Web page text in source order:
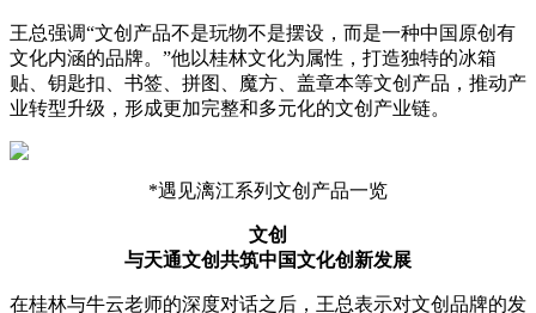
王总强调“文创产品不是玩物不是摆设，而是一种中国原创有
文化内涵的品牌。”他以桂林文化为属性，打造独特的冰箱
贴、钥匙扣、书签、拼图、魔方、盖章本等文创产品，推动产
业转型升级，形成更加完整和多元化的文创产业链。
*遇见漓江系列文创产品一览
文创
与天通文创共筑中国文化创新发展
在桂林与牛云老师的深度对话之后，王总表示对文创品牌的发